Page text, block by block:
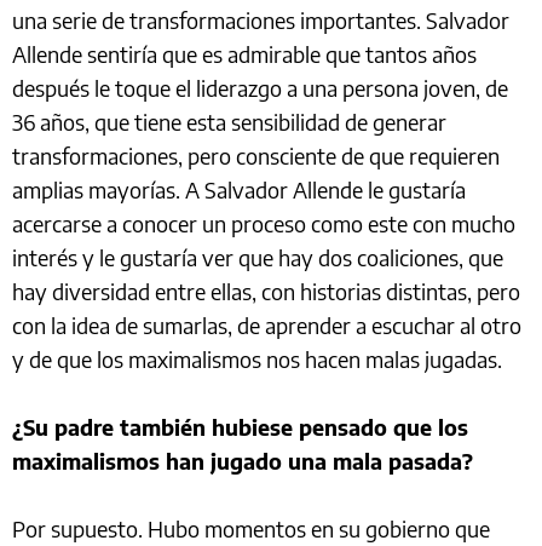
una serie de transformaciones importantes. Salvador
Allende sentiría que es admirable que tantos años
después le toque el liderazgo a una persona joven, de
36 años, que tiene esta sensibilidad de generar
transformaciones, pero consciente de que requieren
amplias mayorías. A Salvador Allende le gustaría
acercarse a conocer un proceso como este con mucho
interés y le gustaría ver que hay dos coaliciones, que
hay diversidad entre ellas, con historias distintas, pero
con la idea de sumarlas, de aprender a escuchar al otro
y de que los maximalismos nos hacen malas jugadas.
¿Su padre también hubiese pensado que los
maximalismos han jugado una mala pasada?
Por supuesto. Hubo momentos en su gobierno que